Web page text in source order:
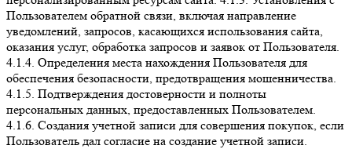
Пользователем обратной связи, включая направление
уведомлений, запросов, касающихся использования сайта,
оказания услуг, обработка запросов и заявок от Пользователя.
4.1.4. Определения места нахождения Пользователя для
обеспечения безопасности, предотвращения мошенничества.
4.1.5. Подтверждения достоверности и полноты
персональных данных, предоставленных Пользователем.
4.1.6. Создания учетной записи для совершения покупок, если
Пользователь дал согласие на создание учетной записи.